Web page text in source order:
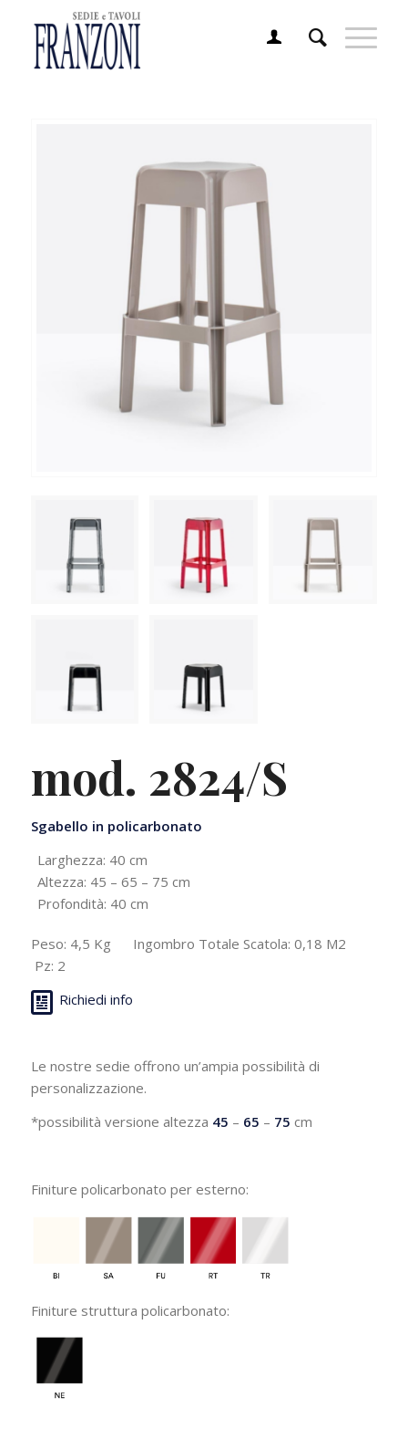
mod. 2824/S
Sgabello in policarbonato
Larghezza: 40 cm
Altezza: 45 – 65 – 75 cm
Profondità: 40 cm
Peso: 4,5 Kg Ingombro Totale Scatola: 0,18 M2
Pz: 2
Richiedi info
Le nostre sedie offrono un’ampia possibilità di
personalizzazione.
*possibilità versione altezza 45 – 65 – 75 cm
Finiture policarbonato per esterno:
Finiture struttura policarbonato: